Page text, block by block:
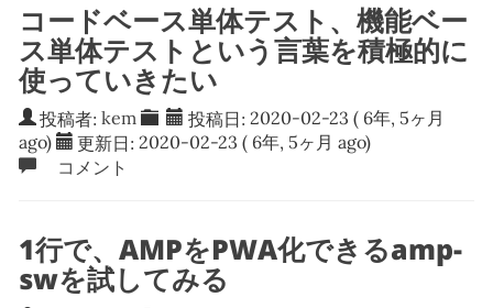
コードベース単体テスト、機能ベー
ス単体テストという言葉を積極的に
使っていきたい
投稿者: kem 投稿日: 2020-02-23 ( 6年, 5ヶ月
ago)
更新日: 2020-02-23 ( 6年, 5ヶ月 ago)
コメント
1行で、AMPをPWA化できるamp-
swを試してみる